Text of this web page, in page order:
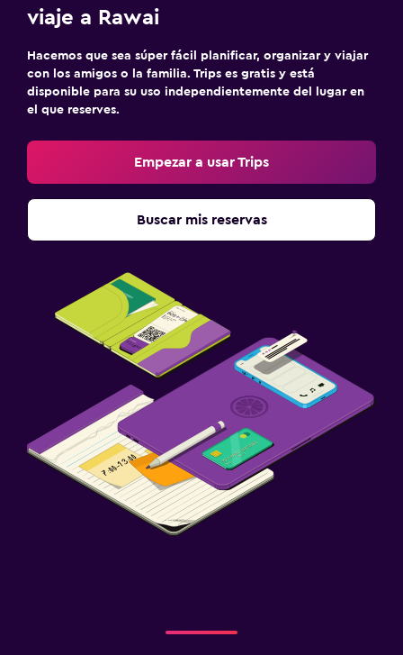
viaje a Rawai
Hacemos que sea súper fácil planificar, organizar y viajar
con los amigos o la familia. Trips es gratis y está
disponible para su uso independientemente del lugar en
el que reserves.
Empezar a usar Trips
Buscar mis reservas